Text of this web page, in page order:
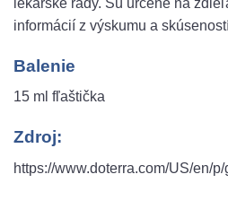
informácií z výskumu a
Balenie
15 ml fľaštička
Zdroj:
https://www.doterra.com/US/en/p/